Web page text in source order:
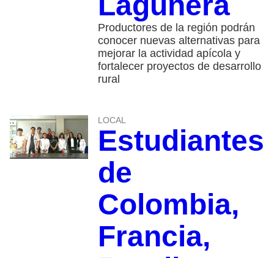
Productores de la región podrán
conocer nuevas alternativas para
mejorar la actividad apícola y
fortalecer proyectos de desarrollo
rural
LOCAL
Estudiantes
de
Colombia,
Francia,